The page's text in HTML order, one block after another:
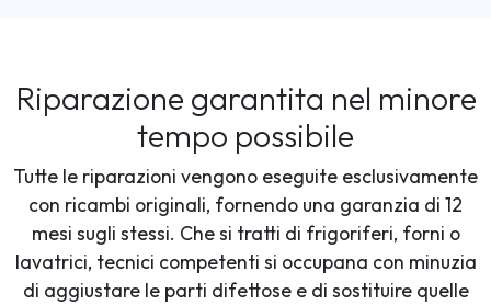
Riparazione garantita nel minore
tempo possibile
Tutte le riparazioni vengono eseguite esclusivamente
con ricambi originali, fornendo una garanzia di 12
mesi sugli stessi. Che si tratti di frigoriferi, forni o
lavatrici, tecnici competenti si occupana con minuzia
di aggiustare le parti difettose e di sostituire quelle